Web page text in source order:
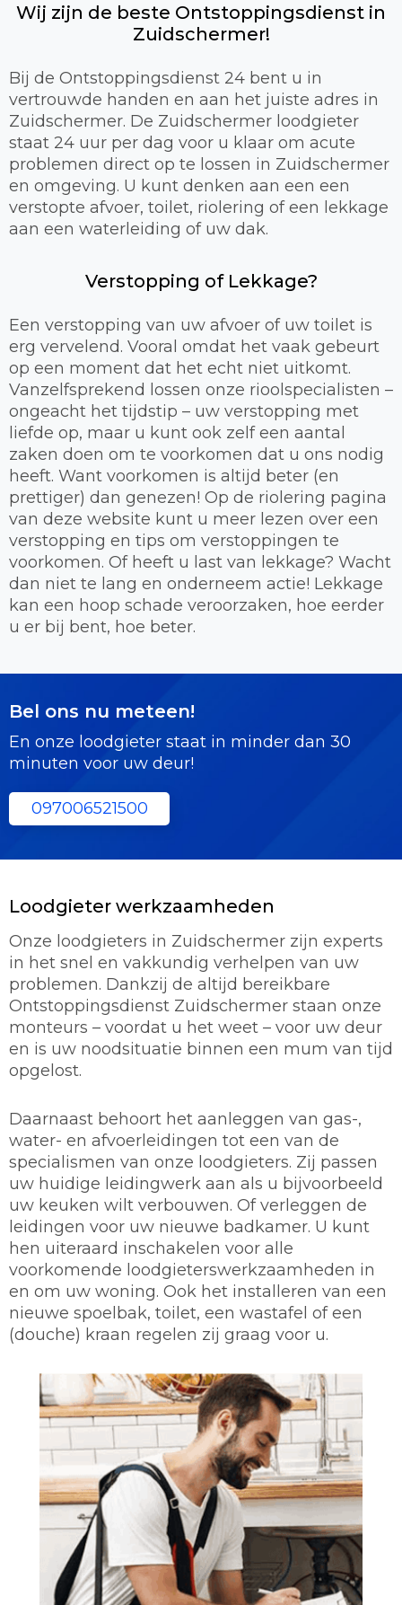
Wij zijn de beste Ontstoppingsdienst in
Zuidschermer!
Bij de Ontstoppingsdienst 24 bent u in
vertrouwde handen en aan het juiste adres in
Zuidschermer. De Zuidschermer loodgieter
staat 24 uur per dag voor u klaar om acute
problemen direct op te lossen in Zuidschermer
en omgeving. U kunt denken aan een een
verstopte afvoer, toilet, riolering of een lekkage
aan een waterleiding of uw dak.
Verstopping of Lekkage?
Een verstopping van uw afvoer of uw toilet is
erg vervelend. Vooral omdat het vaak gebeurt
op een moment dat het echt niet uitkomt.
Vanzelfsprekend lossen onze rioolspecialisten –
ongeacht het tijdstip – uw verstopping met
liefde op, maar u kunt ook zelf een aantal
zaken doen om te voorkomen dat u ons nodig
heeft. Want voorkomen is altijd beter (en
prettiger) dan genezen! Op de riolering pagina
van deze website kunt u meer lezen over een
verstopping en tips om verstoppingen te
voorkomen. Of heeft u last van lekkage? Wacht
dan niet te lang en onderneem actie! Lekkage
kan een hoop schade veroorzaken, hoe eerder
u er bij bent, hoe beter.
Bel ons nu meteen!
En onze loodgieter staat in minder dan 30
minuten voor uw deur!
097006521500
Loodgieter werkzaamheden
Onze loodgieters in Zuidschermer zijn experts
in het snel en vakkundig verhelpen van uw
problemen. Dankzij de altijd bereikbare
Ontstoppingsdienst Zuidschermer staan onze
monteurs – voordat u het weet – voor uw deur
en is uw noodsituatie binnen een mum van tijd
opgelost.
Daarnaast behoort het aanleggen van gas-,
water- en afvoerleidingen tot een van de
specialismen van onze loodgieters. Zij passen
uw huidige leidingwerk aan als u bijvoorbeeld
uw keuken wilt verbouwen. Of verleggen de
leidingen voor uw nieuwe badkamer. U kunt
hen uiteraard inschakelen voor alle
voorkomende loodgieterswerkzaamheden in
en om uw woning. Ook het installeren van een
nieuwe spoelbak, toilet, een wastafel of een
(douche) kraan regelen zij graag voor u.